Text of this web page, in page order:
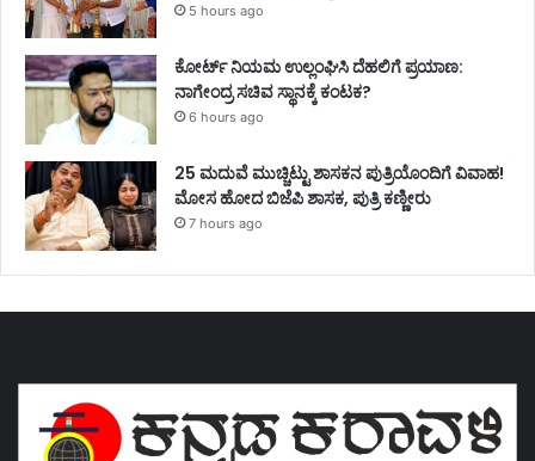
5 hours ago
ಕೋರ್ಟ್ ನಿಯಮ ಉಲ್ಲಂಘಿಸಿ ದೆಹಲಿಗೆ ಪ್ರಯಾಣ:
ನಾಗೇಂದ್ರ ಸಚಿವ ಸ್ಥಾನಕ್ಕೆ ಕಂಟಕ?
6 hours ago
25 ಮದುವೆ ಮುಚ್ಚಿಟ್ಟು ಶಾಸಕನ ಪುತ್ರಿಯೊಂದಿಗೆ ವಿವಾಹ!
ಮೋಸ ಹೋದ ಬಿಜೆಪಿ ಶಾಸಕ, ಪುತ್ರಿ ಕಣ್ಣೀರು
7 hours ago